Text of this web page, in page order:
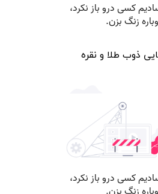
ذوب طلا و نقره